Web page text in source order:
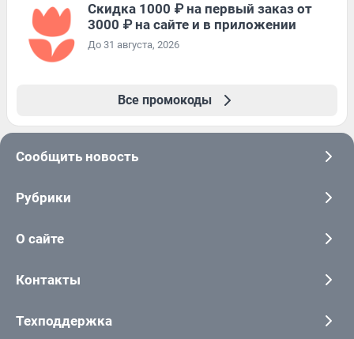
Скидка 1000 ₽ на первый заказ от
3000 ₽ на сайте и в приложении
До 31 августа, 2026
Все промокоды
Сообщить новость
Рубрики
О сайте
Контакты
Техподдержка